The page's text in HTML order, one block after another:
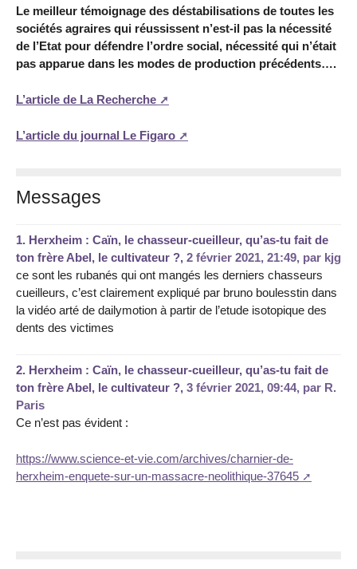
Le meilleur témoignage des déstabilisations de toutes les
sociétés agraires qui réussissent n’est-il pas la nécessité
de l’Etat pour défendre l’ordre social, nécessité qui n’était
pas apparue dans les modes de production précédents….
L’article de La Recherche
L’article du journal Le Figaro
Messages
1. Herxheim : Caïn, le chasseur-cueilleur, qu’as-tu fait de
ton frère Abel, le cultivateur ?, 2 février 2021, 21:49, par kjg
ce sont les rubanés qui ont mangés les derniers chasseurs
cueilleurs, c’est clairement expliqué par bruno boulesstin dans
la vidéo arté de dailymotion à partir de l’etude isotopique des
dents des victimes
2. Herxheim : Caïn, le chasseur-cueilleur, qu’as-tu fait de
ton frère Abel, le cultivateur ?, 3 février 2021, 09:44, par R.
Paris
Ce n’est pas évident :
https://www.science-et-vie.com/archives/charnier-de-
herxheim-enquete-sur-un-massacre-neolithique-37645